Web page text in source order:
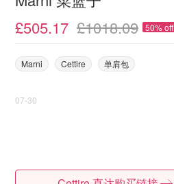
£505.17 £1018.09 50% off
Marni Cettire 单肩包
07-30